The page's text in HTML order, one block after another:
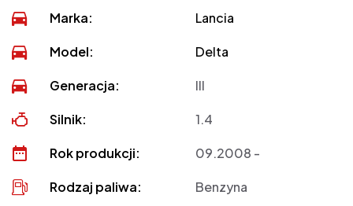
Marka: Lancia
Model: Delta
Generacja: III
Silnik: 1.4
Rok produkcji: 09.2008 -
Rodzaj paliwa: Benzyna